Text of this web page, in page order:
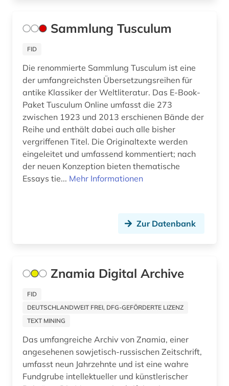
kirchengeschichte (1)
klassische studien (2)
kognition (2)
konkordanz (1)
kosmologie (2)
kriminologie (1)
kultur (2)
kulturwissenschaften (7)
künste (1)
leibniz (1)
lessing (1)
Sammlung Tusculum
FID
Die renommierte Sammlung Tusculum ist eine
der umfangreichsten Übersetzungsreihen für
antike Klassiker der Weltliteratur. Das E-Book-
Paket Tusculum Online umfasst die 273
zwischen 1923 und 2013 erschienen Bände der
Reihe und enthält dabei auch alle bisher
vergriffenen Titel. Die Originaltexte werden
eingeleitet und umfassend kommentiert; nach
der neuen Konzeption bieten thematische
Essays tie... Mehr Informationen
Zur Datenbank
Znamia Digital Archive
FID
DEUTSCHLANDWEIT FREI, DFG-GEFÖRDERTE LIZENZ
TEXT MINING
Das umfangreiche Archiv von Znamia, einer
angesehenen sowjetisch-russischen Zeitschrift,
umfasst neun Jahrzehnte und ist eine wahre
Fundgrube intellektueller und künstlerischer